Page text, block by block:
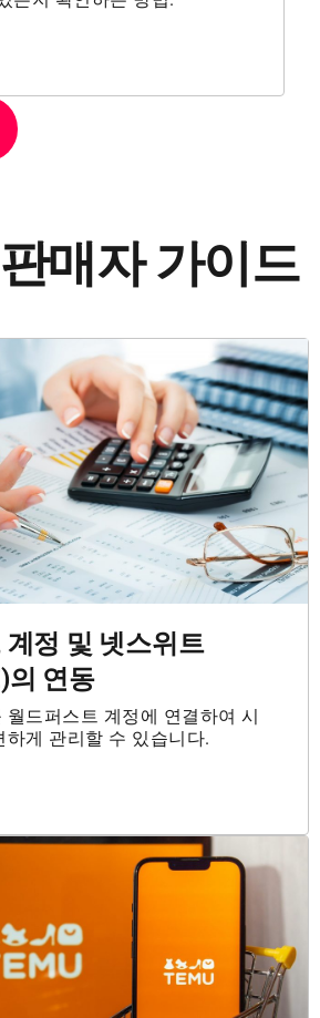
매자 가이드
정 및 넷스위트
의 연동
드퍼스트 계정에 연결하여 시
하게 관리할 수 있습니다.